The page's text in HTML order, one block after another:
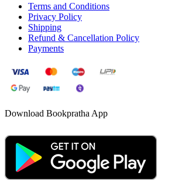
Terms and Conditions
Privacy Policy
Shipping
Refund & Cancellation Policy
Payments
Download Bookpratha App